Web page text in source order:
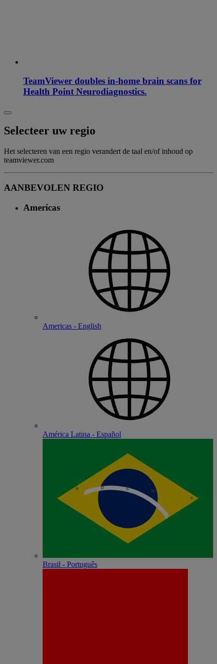
TeamViewer doubles in-home brain scans for
Health Point Neurodiagnostics.
Selecteer uw regio
Het selecteren van een regio verandert de taal en/of inhoud op
teamviewer.com
AANBEVOLEN REGIO
Americas
Americas - English
América Latina - Español
Brasil - Português